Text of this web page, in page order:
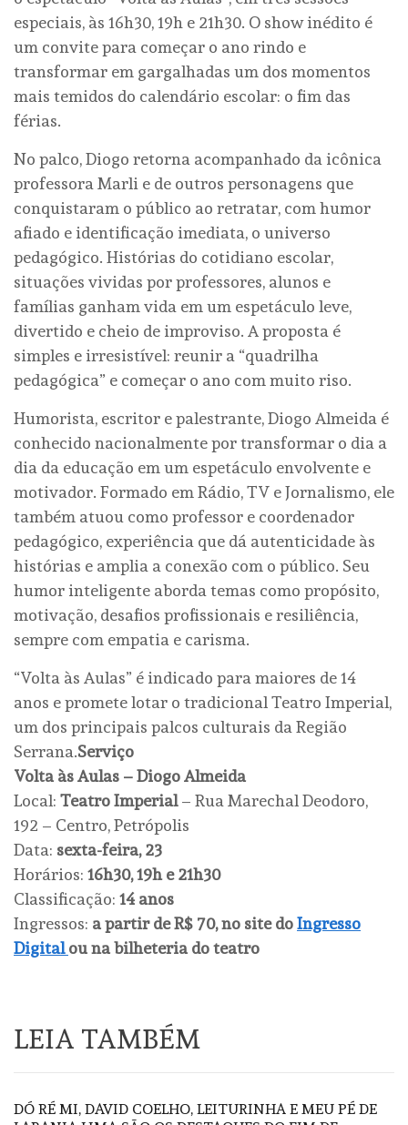
especiais, às 16h30, 19h e 21h30. O show inédito é
um convite para começar o ano rindo e
transformar em gargalhadas um dos momentos
mais temidos do calendário escolar: o fim das
férias.
No palco, Diogo retorna acompanhado da icônica
professora Marli e de outros personagens que
conquistaram o público ao retratar, com humor
afiado e identificação imediata, o universo
pedagógico. Histórias do cotidiano escolar,
situações vividas por professores, alunos e
famílias ganham vida em um espetáculo leve,
divertido e cheio de improviso. A proposta é
simples e irresistível: reunir a “quadrilha
pedagógica” e começar o ano com muito riso.
Humorista, escritor e palestrante, Diogo Almeida é
conhecido nacionalmente por transformar o dia a
dia da educação em um espetáculo envolvente e
motivador. Formado em Rádio, TV e Jornalismo, ele
também atuou como professor e coordenador
pedagógico, experiência que dá autenticidade às
histórias e amplia a conexão com o público. Seu
humor inteligente aborda temas como propósito,
motivação, desafios profissionais e resiliência,
sempre com empatia e carisma.
“Volta às Aulas” é indicado para maiores de 14
anos e promete lotar o tradicional Teatro Imperial,
um dos principais palcos culturais da Região
Serrana.Serviço
Volta às Aulas – Diogo Almeida
Local: Teatro Imperial– Rua Marechal Deodoro,
192 – Centro, Petrópolis
Data: sexta-feira, 23
Horários: 16h30, 19h e 21h30
Classificação: 14 anos
Ingressos: a partir de R$ 70, no site doIngresso
Digitalou na bilheteria do teatro
LEIA TAMBÉM
DÓ RÉ MI, DAVID COELHO, LEITURINHA E MEU PÉ DE